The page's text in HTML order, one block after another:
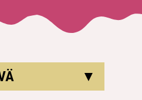
▼